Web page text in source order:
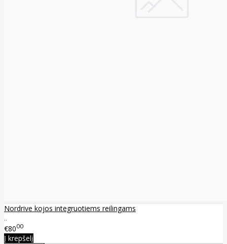
Nordrive kojos integruotiems reilingams
..
€8000
Į krepšelį